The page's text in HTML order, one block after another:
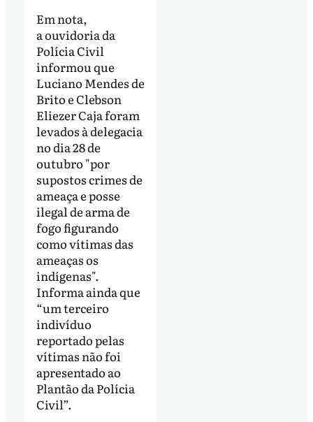
Em nota,
a ouvidoria da
Polícia Civil
informou que
Luciano Mendes de
Brito e Clebson
Eliezer Caja foram
levados à delegacia
no dia 28 de
outubro "por
supostos crimes de
ameaça e posse
ilegal de arma de
fogo figurando
como vítimas das
ameaças os
indígenas".
Informa ainda que
“um terceiro
indivíduo
reportado pelas
vítimas não foi
apresentado ao
Plantão da Polícia
Civil”.